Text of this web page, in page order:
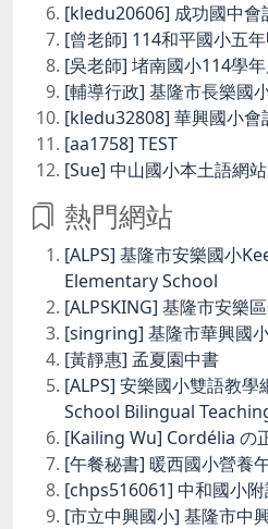
[kledu20606] 成功國中會
[曾老師] 114和平國小五
[吳老師] 堵南國小114學
[輔導行政] 基隆市長樂國
[kledu32808] 華興國小會
[aa1758] TEST
[Sue] 中山國小本土語網站
熱門網站
[ALPS] 基隆市安樂國小
Elementary School
[ALPSKING] 基隆市安樂
[singring] 基隆市華興國
[黃靜惠] 孟夏園中書
[ALPS] 安樂國小雙語教
School Bilingual
[Kailing Wu] Cordélia の
[午餐秘書] 暖西國小營養
[chps516061] 中和國小
[市立中興國小] 基隆市中